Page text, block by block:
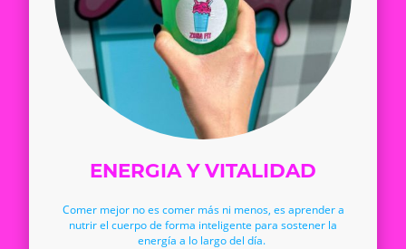
ENERGIA Y VITALIDAD
Comer mejor no es comer más ni menos, es aprender a
nutrir el cuerpo de forma inteligente para sostener la
energía a lo largo del día.